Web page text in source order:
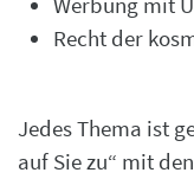
Recht der
Jedes Thema ist
auf Sie zu“ mit